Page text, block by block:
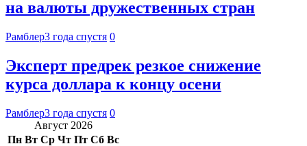
на валюты дружественных стран
Рамблер3 года спустя 0
Эксперт предрек резкое снижение
курса доллара к концу осени
Рамблер3 года спустя 0
Август 2026
Пн Вт Ср Чт Пт Сб Вс